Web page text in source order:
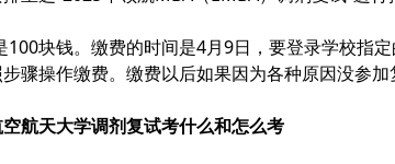
100块钱。缴费的时间是4月9日，要登录学校指
骤操作缴费。缴费以后如果因为各种原因没参加
航天大学调剂复试考什么和怎么考